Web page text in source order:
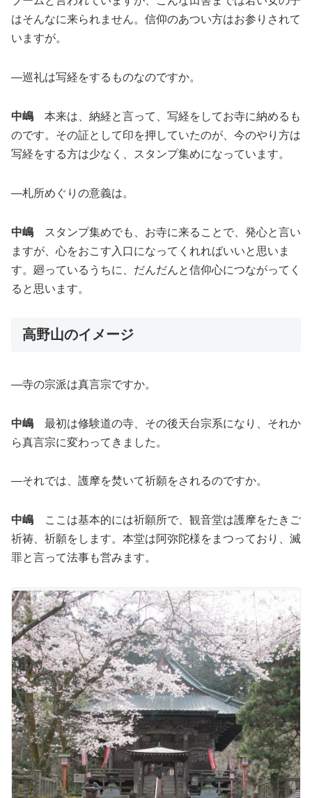
はそんなに来られません。信仰のあつい方はお参りされて
いますが。
―巡礼は写経をするものなのですか。
中嶋 本来は、納経と言って、写経をしてお寺に納めるも
のです。その証として印を押していたのが、今のやり方は
写経をする方は少なく、スタンプ集めになっています。
―札所めぐりの意義は。
中嶋 スタンプ集めでも、お寺に来ることで、発心と言い
ますが、心をおこす入口になってくれればいいと思いま
す。廻っているうちに、だんだんと信仰心につながってく
ると思います。
高野山のイメージ
―寺の宗派は真言宗ですか。
中嶋 最初は修験道の寺、その後天台宗系になり、それか
ら真言宗に変わってきました。
―それでは、護摩を焚いて祈願をされるのですか。
中嶋 ここは基本的には祈願所で、観音堂は護摩をたきご
祈祷、祈願をします。本堂は阿弥陀様をまつっており、滅
罪と言って法事も営みます。